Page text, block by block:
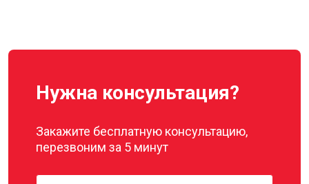
Нужна консультация?
Закажите бесплатную консультацию,
перезвоним за 5 минут